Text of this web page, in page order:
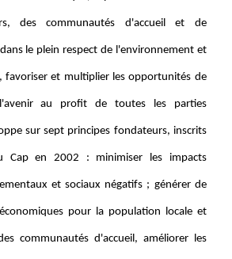
des communautés d'accueil et de
le plein respect de l'environnement et
favoriser et multiplier les opportunités de
au profit de toutes les parties
sur sept principes fondateurs, inscrits
Cap en 2002 : minimiser les impacts
et sociaux négatifs ; générer de
pour la population locale et
communautés d'accueil, améliorer les